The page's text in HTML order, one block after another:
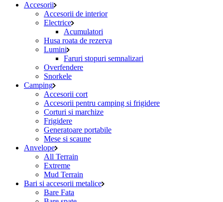
Accesorii
Accesorii de interior
Electrice
Acumulatori
Husa roata de rezerva
Lumini
Faruri stopuri semnalizari
Overfendere
Snorkele
Camping
Accesorii cort
Accesorii pentru camping si frigidere
Corturi si marchize
Frigidere
Generatoare portabile
Mese si scaune
Anvelope
All Terrain
Extreme
Mud Terrain
Bari si accesorii metalice
Bare Fata